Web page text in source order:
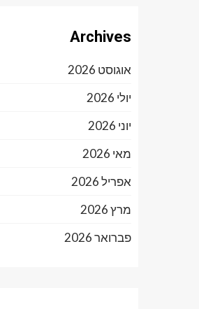
Archives
אוגוסט 2026
יולי 2026
יוני 2026
מאי 2026
אפריל 2026
מרץ 2026
פברואר 2026